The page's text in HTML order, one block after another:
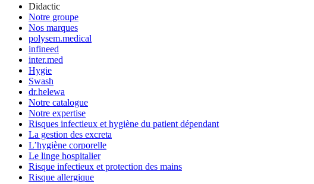
Didactic
Notre groupe
Nos marques
polysem.medical
infineed
inter.med
Hygie
Swash
dr.helewa
Notre catalogue
Notre expertise
Risques infectieux et hygiène du patient dépendant
La gestion des excreta
L’hygiène corporelle
Le linge hospitalier
Risque infectieux et protection des mains
Risque allergique